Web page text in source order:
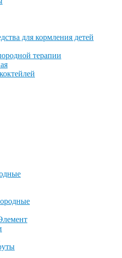
для кормления детей
терапии